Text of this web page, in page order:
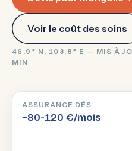
Voir le coût des soins
46,9° N, 103,8° E — MIS À
MIN
ASSURANCE DÈS
~80-120 €/mois